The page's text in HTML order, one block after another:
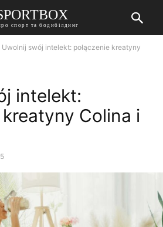
спорт та бодибілдинг
Uwolnij swój intelekt: połączenie kreatyny
intelekt:
kreatyny Colina i